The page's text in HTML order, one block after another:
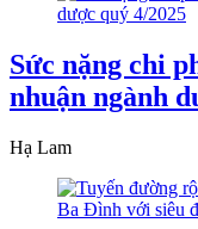
Sức nặng chi
nhuận ngành
Hạ Lam